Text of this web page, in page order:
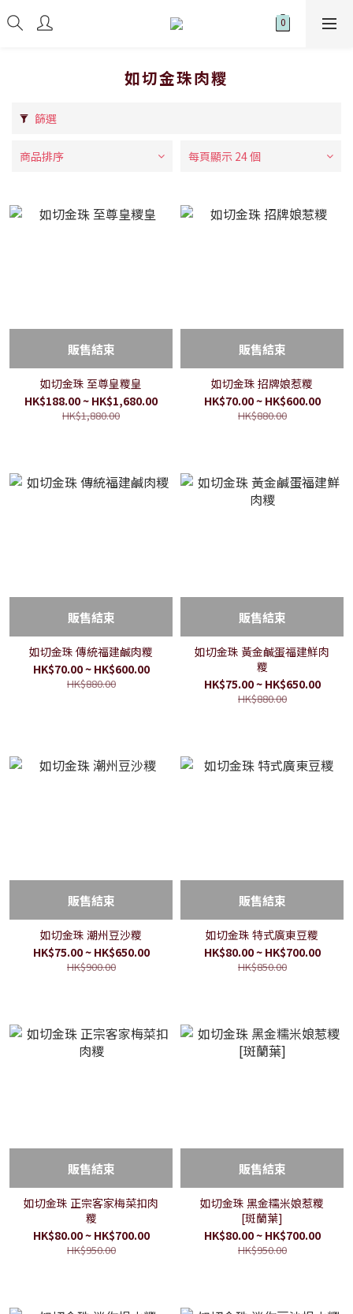
如切金珠肉糭
篩選
商品排序 每頁顯示 24 個
販售結束
如切金珠 至尊皇糭皇
HK$188.00 ~ HK$1,680.00
HK$1,880.00
販售結束
如切金珠 招牌娘惹糭
HK$70.00 ~ HK$600.00
HK$880.00
販售結束
如切金珠 傳統福建鹹肉糭
HK$70.00 ~ HK$600.00
HK$880.00
販售結束
如切金珠 黃金鹹蛋福建鮮肉
糭
HK$75.00 ~ HK$650.00
HK$880.00
販售結束
如切金珠 潮州豆沙糭
HK$75.00 ~ HK$650.00
HK$900.00
販售結束
如切金珠 特式廣東豆糭
HK$80.00 ~ HK$700.00
HK$850.00
販售結束
如切金珠 正宗客家梅菜扣肉
糭
HK$80.00 ~ HK$700.00
HK$950.00
販售結束
如切金珠 黑金糯米娘惹糭
[斑蘭葉]
HK$80.00 ~ HK$700.00
HK$950.00